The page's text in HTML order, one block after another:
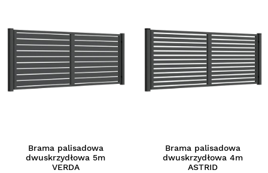
Brama palisadowa
dwuskrzydłowa 5m
VERDA
Brama palisadowa
dwuskrzydłowa 4m
ASTRID